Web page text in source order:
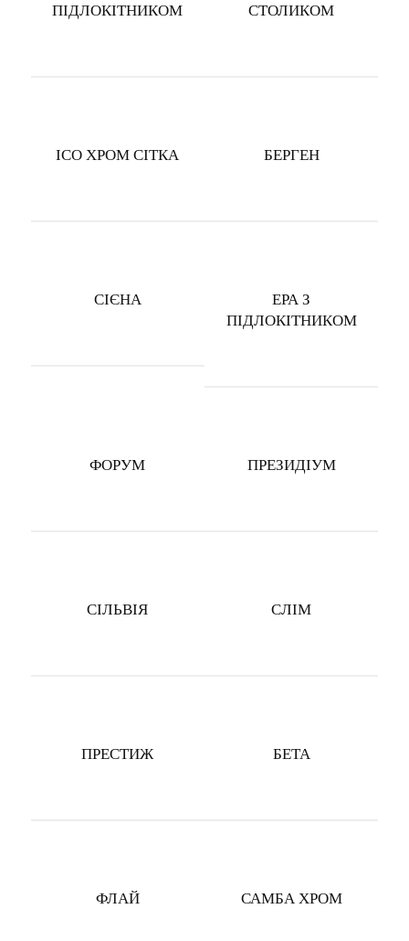
ПІДЛОКІТНИКОМ
СТОЛИКОМ
ІСО ХРОМ СІТКА БЕРГЕН
СІЄНА
ЕРА З
ПІДЛОКІТНИКОМ
ФОРУМ ПРЕЗИДІУМ
СIЛЬВIЯ СЛІМ
ПРЕСТИЖ БЕТА
ФЛАЙ САМБА ХРОМ